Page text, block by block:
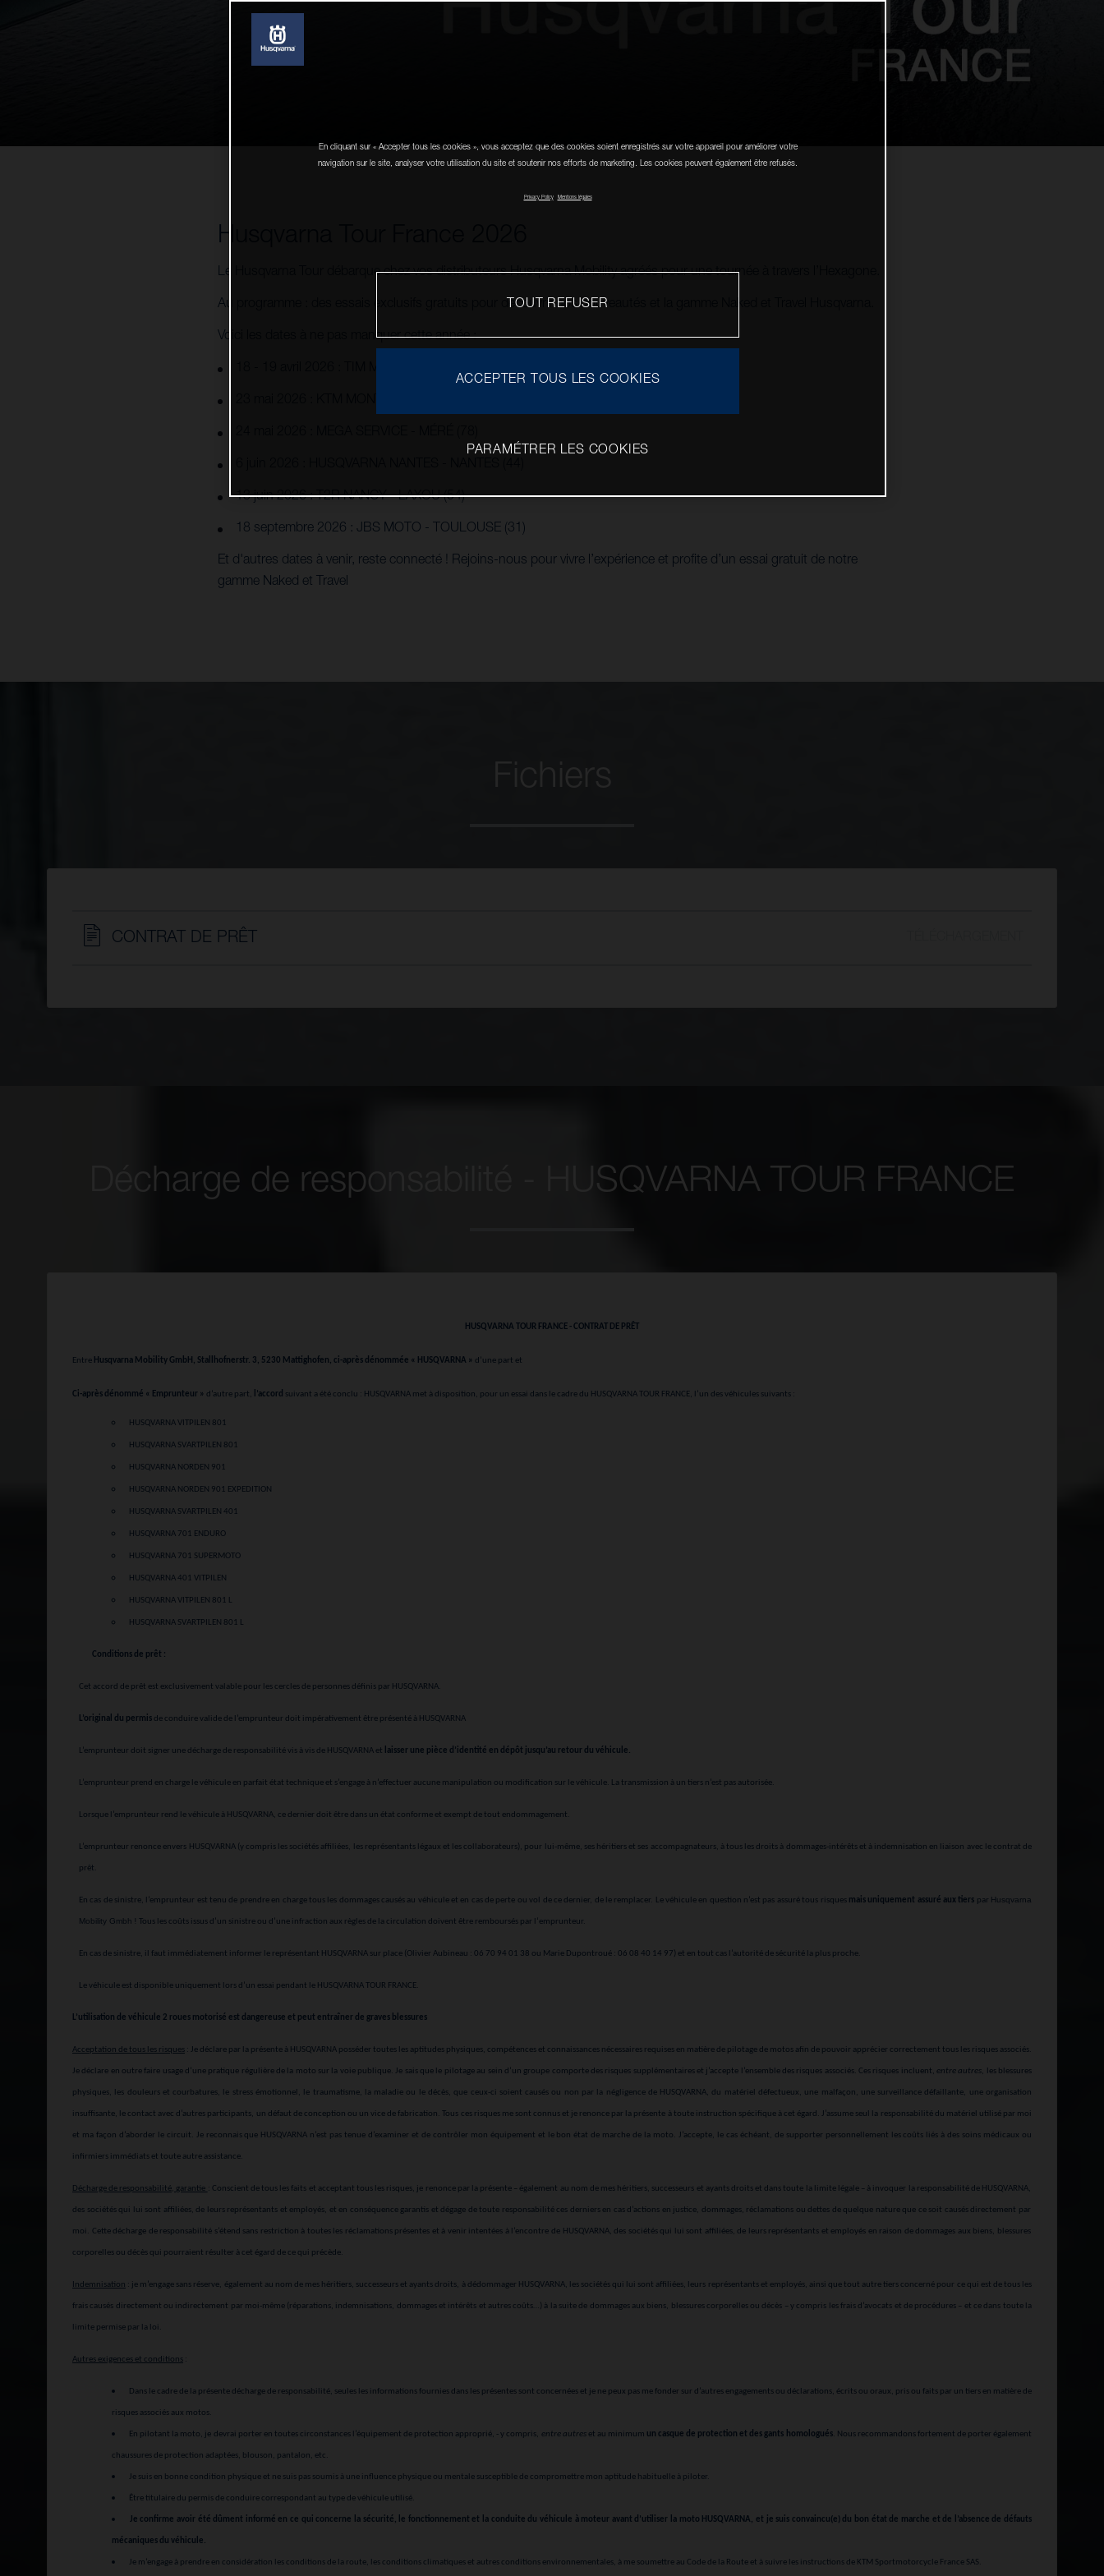
Husqvarna Tour France
Le Husqvarna Tour débarque chez vos distributeurs Husqvarna Mobility agréés pour une tournée à travers l’Hexagone.
Au programme : des essais exclusifs gratuits pour découvrir nos nouveautés et la gamme Naked et Travel Husqvarna.
Voici les dates à ne pas manquer cette année :
13 juin 2026: T2R NANCY - LAXOU (54)
18 septembre 2026 :JBS MOTO - TOULOUSE (31)
Et d'autres dates à venir, reste connecté ! Rejoins-nous pour vivre l’expérience et profite d’un essai gratuit de notre
gamme Naked et Travel
CONTRAT DE PRÊT
Décharge de responsabilité - HUSQVARNA TOUR FRANCE
HUSQVARNA TOUR FRANCE - CONTRAT DE PRÊT
Entre Husqvarna Mobility GmbH , Stallhofnerstr. 3, 5230 Mattighofen, ci-après dénommée « HUSQVARNA » d’une part et
Ci-après dénommé « Emprunteur » d’autre part, l’accord suivant a été conclu : HUSQVARNA met à disposition, pour un essai dans le cadre du HUSQVARNA TOUR FRANCE, l’un des véhicules suivants :
HUSQVARNA VITPILEN 801
HUSQVARNA SVARTPILEN 801
HUSQVARNA NORDEN 901
HUSQVARNA NORDEN 901 EXPEDITION
HUSQVARNA SVARTPILEN 401
HUSQVARNA 701 ENDURO
HUSQVARNA 701 SUPERMOTO
HUSQVARNA 401 VITPILEN
HUSQVARNA VITPILEN 801 L
HUSQVARNA SVARTPILEN 801 L
Conditions de prêt :
Cet accord de prêt est exclusivement valable pour les cercles de personnes définis par HUSQVARNA.
L’original du permis de conduire valide de l’emprunteur doit impérativement être présenté à HUSQVARNA
L’emprunteur doit signer une décharge de responsabilité vis à vis de HUSQVARNA et laisser une pièce d’identité en dépôt jusqu’au retour du véhicule.
L’emprunteur prend en charge le véhicule en parfait état technique et s’engage à n’effectuer aucune manipulation ou modification sur le véhicule. La transmission à un tiers n’est pas autorisée.
Lorsque l’emprunteur rend le véhicule à HUSQVARNA, ce dernier doit être dans un état conforme et exempt de tout endommagement.
L’emprunteur renonce envers HUSQVARNA (y compris les sociétés affiliées, les représentants légaux et les collaborateurs), pour lui-même, ses héritiers et ses accompagnateurs, à tous les droits à dommages-intérêts et à indemnisation en liaison avec le contrat de
prêt.
En cas de sinistre, l’emprunteur est tenu de prendre en charge tous les dommages causés au véhicule et en cas de perte ou vol de ce dernier, de le remplacer. Le véhicule en question n’est pas assuré tous risques mais uniquement assuré aux tiers par Husqvarna
Mobility Gmbh ! Tous les coûts issus d’un sinistre ou d’une infraction aux règles de la circulation doivent être remboursés par l‘emprunteur.
En cas de sinistre, il faut immédiatement informer le représentant HUSQVARNA sur place (Olivier Aubineau : 06 70 94 01 38 ou Marie Dupontroué : 06 08 40 14 97) et en tout cas l’autorité de sécurité la plus proche.
Le véhicule est disponible uniquement lors d’un essai pendant le HUSQVARNA TOUR FRANCE.
L’utilisation de véhicule 2 roues motorisé est dangereuse et peut entraîner de graves blessures
Acceptation de tous les risques : Je déclare par la présente à HUSQVARNA posséder toutes les aptitudes physiques, compétences et connaissances nécessaires requises en matière de pilotage de motos afin de pouvoir apprécier correctement tous les risques associés.
Je déclare en outre faire usage d’une pratique régulière de la moto sur la voie publique. Je sais que le pilotage au sein d’un groupe comporte des risques supplémentaires et j’accepte l’ensemble des risques associés. Ces risques incluent, entre autres, les blessures
physiques, les douleurs et courbatures, le stress émotionnel, le traumatisme, la maladie ou le décès, que ceux-ci soient causés ou non par la négligence de HUSQVARNA, du matériel défectueux, une malfaçon, une surveillance défaillante, une organisation
insuffisante, le contact avec d’autres participants, un défaut de conception ou un vice de fabrication. Tous ces risques me sont connus et je renonce par la présente à toute instruction spécifique à cet égard. J’assume seul la responsabilité du matériel utilisé par moi
et ma façon d’aborder le circuit. Je reconnais que HUSQVARNA n’est pas tenue d’examiner et de contrôler mon équipement et le bon état de marche de la moto. J’accepte, le cas échéant, de supporter personnellement les coûts liés à des soins médicaux ou
infirmiers immédiats et toute autre assistance.
Décharge de responsabilité, garantie : Conscient de tous les faits et acceptant tous les risques, je renonce par la présente – également au nom de mes héritiers, successeurs et ayants droits et dans toute la limite légale – à invoquer la responsabilité de HUSQVARNA,
des sociétés qui lui sont affiliées, de leurs représentants et employés, et en conséquence garantis et dégage de toute responsabilité ces derniers en cas d’actions en justice, dommages, réclamations ou dettes de quelque nature que ce soit causés directement par
moi. Cette décharge de responsabilité s’étend sans restriction à toutes les réclamations présentes et à venir intentées à l’encontre de HUSQVARNA, des sociétés qui lui sont affiliées, de leurs représentants et employés en raison de dommages aux biens, blessures
corporelles ou décès qui pourraient résulter à cet égard de ce qui précède.
Indemnisation : je m’engage sans réserve, également au nom de mes héritiers, successeurs et ayants droits, à dédommager HUSQVARNA, les sociétés qui lui sont affiliées, leurs représentants et employés, ainsi que tout autre tiers concerné pour ce qui est de tous les
frais causés directement ou indirectement par moi-même (réparations, indemnisations, dommages et intérêts et autres coûts…) à la suite de dommages aux biens, blessures corporelles ou décès – y compris les frais d’avocats et de procédures – et ce dans toute la
limite permise par la loi.
Autres exigences et conditions :
Dans le cadre de la présente décharge de responsabilité, seules les informations fournies dans les présentes sont concernées et je ne peux pas me fonder sur d’autres engagements ou déclarations, écrits ou oraux, pris ou faits par un tiers en matière de
risques associés aux motos.
En pilotant la moto, je devrai porter en toutes circonstances l’équipement de protection approprié, - y compris, entre autreset au minimum un casque de protection et des gants homologués. Nous recommandons fortement de porter également
chaussures de protection adaptées, blouson, pantalon, etc.
Je suis en bonne condition physique et ne suis pas soumis à une influence physique ou mentale susceptible de compromettre mon aptitude habituelle à piloter.
Être titulaire du permis de conduire correspondant au type de véhicule utilisé.
Je confirme avoir été dûment informé en ce qui concerne la sécurité, le fonctionnement et la conduite du véhicule à moteur avant d’utiliser la moto HUSQVARNA, et je suis convaincu(e) du bon état de marche et de l’absence de défauts
mécaniques du véhicule.
Je m’engage à prendre en considération les conditions de la route, les conditions climatiques et autres conditions environnementales, à me soumettre au Code de la Route et à suivre les instructions de KTM Sportmotorcycle France SAS.
En cliquant sur « Accepter tous les cookies », vous acceptez que des cookies soient enregistrés sur votre appareil pour améliorer votre
navigation sur le site, analyser votre utilisation du site et soutenir nos efforts de marketing. Les cookies peuvent également être refusés.
Privacy Policy Mentions légales
TOUT REFUSER
ACCEPTER TOUS LES COOKIES
PARAMÉTRER LES COOKIES